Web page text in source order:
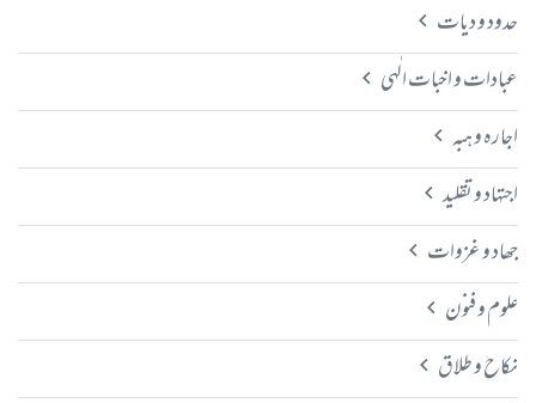
حدود و دیات
عبادات و اخبات الٰہی
اجارہ و ہبہ
اجتہاد و تقلید
جھاد و غزوات
علوم و فنون
نکاح و طلاق